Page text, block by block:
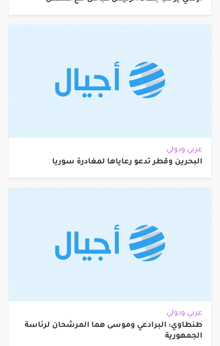
عربي ودولي
البحرين وقطر تدعو رعاياها لمغادرة سوريا
عربي ودولي
طنطاوي: البرادعي وموسى هما المرشحان لرئاسة
الجمهورية